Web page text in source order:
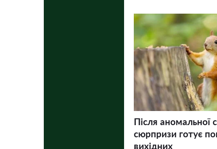
Після аномальної
сюрпризи готує
вихідних